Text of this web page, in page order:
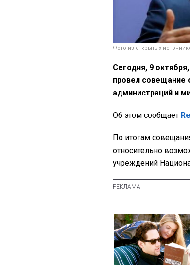
Фото из открытых
Сегодня, 9
провел совещание
администраций и
Об этом сообщает
По итогам
относительно
учреждений